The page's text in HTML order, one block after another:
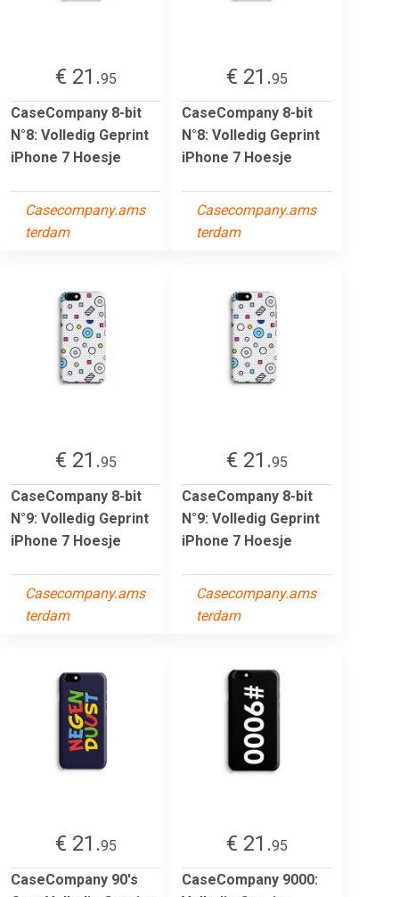
€ 21.95
CaseCompany 8-bit
N°8: Volledig Geprint
iPhone 7 Hoesje
Casecompany.ams
terdam
€ 21.95
CaseCompany 8-bit
N°8: Volledig Geprint
iPhone 7 Hoesje
Casecompany.ams
terdam
€ 21.95
CaseCompany 8-bit
N°9: Volledig Geprint
iPhone 7 Hoesje
Casecompany.ams
terdam
€ 21.95
CaseCompany 8-bit
N°9: Volledig Geprint
iPhone 7 Hoesje
Casecompany.ams
terdam
€ 21.95
CaseCompany 90's
€ 21.95
CaseCompany 9000: